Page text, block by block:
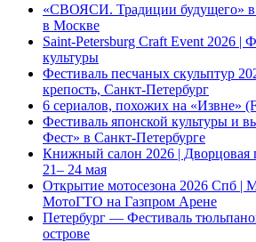
«СВОЯСИ. Традиции будущего» в
в Москве
Saint-Petersburg Craft Event 2026 |
культуры
Фестиваль песчаных скульптур
крепость, Санкт-Петербург
6 сериалов, похожих на «Извне»
Фестиваль японской культуры и
Фест» в Санкт-Петербурге
Книжный салон 2026 | Дворцовая
21– 24 мая
Открытие мотосезона 2026 Спб |
МотоГТО на Газпром Арене
Петербург — Фестиваль
острове